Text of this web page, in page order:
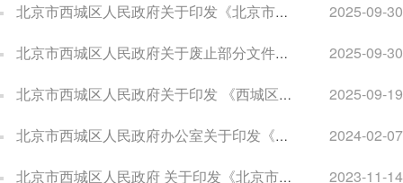
北京市西城区人民政府关于印发《北京市西城区推动文化产业高质量发展的若干措施》的通知
2025-09-30
北京市西城区人民政府关于废止部分文件的通知
2025-09-30
北京市西城区人民政府关于印发 《西城区政府投资管理办法》的通知
2025-09-19
北京市西城区人民政府办公室关于印发《西城区平房（院落）保护性修缮和恢复性修建试点项目实施细则（试行）》的通知
2024-02-07
北京市西城区人民政府 关于印发《北京市西城区空气重污染应急预案 （2023年修订）》的通知
2023-11-14